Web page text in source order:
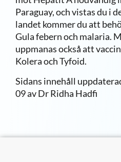
Paraguay, och vistas du i
landet kommer du att
Gula febern och malaria.
uppmanas också att
Kolera och Tyfoid.
Sidans innehåll
09av Dr Ridha Hadfi